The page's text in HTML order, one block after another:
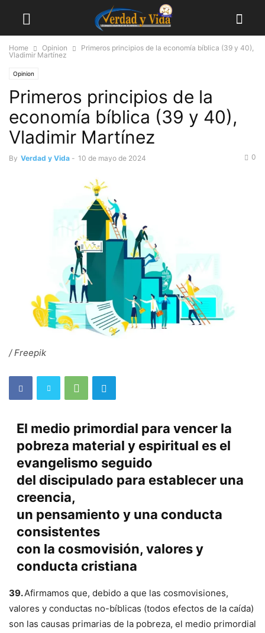
Home Opinion
Primeros principios de la economía bíblica (39 y 40),
Vladimir Martínez
Opinion
Primeros principios de la
economía bíblica (39 y 40),
Vladimir Martínez
By Verdad y Vida - 10 de mayo de 2024 0
/ Freepik
El medio primordial para vencer la
pobreza material y espiritual es el
evangelismo seguido
del discipulado para establecer una
creencia,
un pensamiento y una conducta
consistentes
con la cosmovisión, valores y
conducta cristiana
39.Afirmamos que, debido a que las cosmovisiones,
valores y conductas no-bíblicas (todos efectos de la caída)
son las causas primarias de la pobreza, el medio primordial